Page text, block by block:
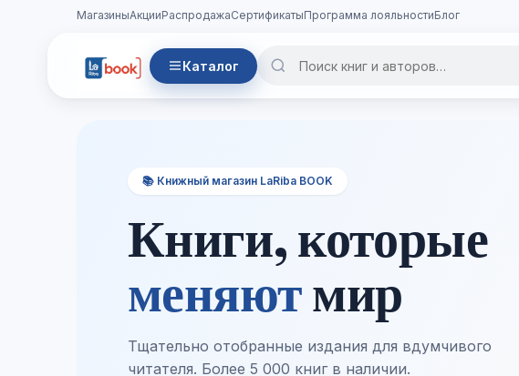
МагазиныАкцииРаспродажаСертификатыПрограмма лояльностиБлог
Каталог
📚 Книжный магазин LaRiba BOOK
Книги, которые
меняютмир
Тщательно отобранные издания для вдумчивого
читателя. Более 5 000 книг в наличии.